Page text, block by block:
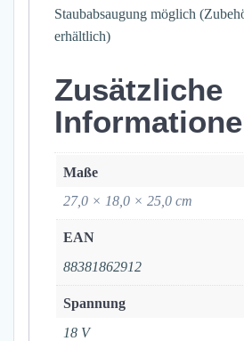
Staubabsaugung möglich
erhältlich)
Zusätzliche
Maße
27,0 × 18,0 × 25,0 cm
EAN
88381862912
Spannung
18 V